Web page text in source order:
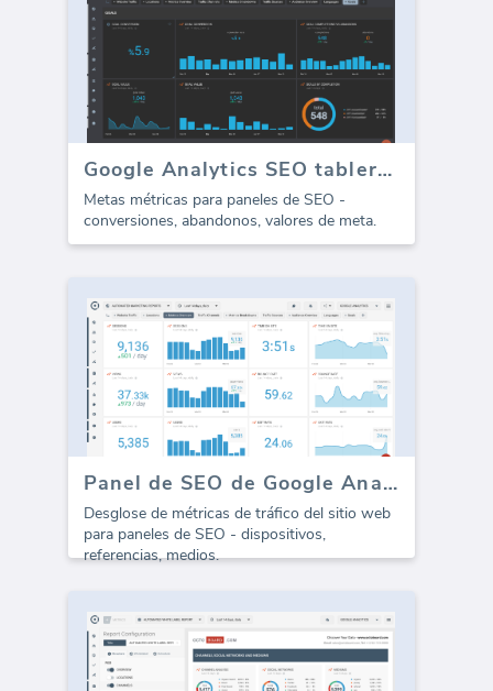
Google Analytics SEO tablero - Metas
Metas métricas para paneles de SEO -
conversiones, abandonos, valores de meta.
Panel de SEO de Google Analytics - Todo el Tráfico
Desglose de métricas de tráfico del sitio web
para paneles de SEO - dispositivos,
referencias, medios.